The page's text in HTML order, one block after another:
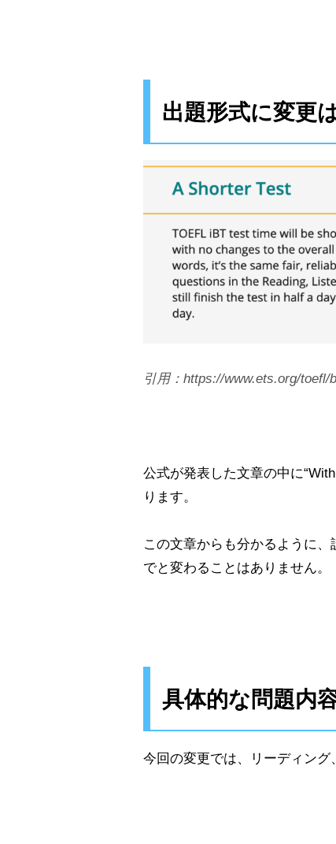
出題形式に変更
引用：https://www.ets.org/toefl/
公式が発表した文章の中に
ります。
この文章からも分かるように
でと変わることはありません。
具体的な問題内
今回の変更では、リーディング